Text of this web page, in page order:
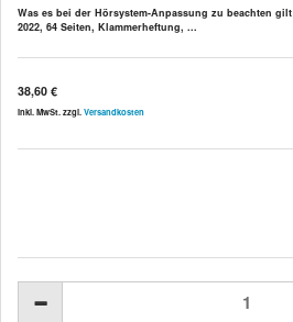
Was es bei der Hörsystem-Anpassung zu beachten gilt
2022, 64 Seiten, Klammerheftung, ...
38,60 €
inkl. MwSt. zzgl. Versandkosten